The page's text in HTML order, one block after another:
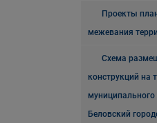
Проекты
межевания
Схема
конструкций на
Беловский